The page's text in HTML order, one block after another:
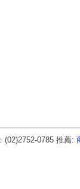
(02)2752-0785 推薦: